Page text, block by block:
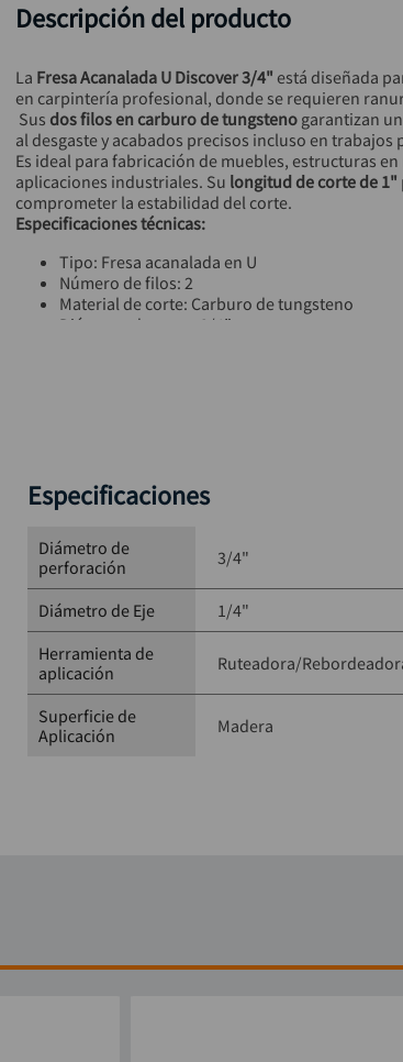
Descripción del producto
La Fresa Acanalada U Discover 3/4" está diseñada
en carpintería profesional, donde se requieren
Sus dos filos en carburo de tungsteno garantizan
al desgaste y acabados precisos incluso en trabajos
Es ideal para fabricación de muebles, estructuras
aplicaciones industriales. Su longitud de corte de 1"
comprometer la estabilidad del corte.
Especificaciones técnicas:
Tipo: Fresa acanalada en U
Número de filos: 2
Material de corte: Carburo de tungsteno
Diámetro de corte: 3/4”
Especificaciones
Diámetro de
perforación
3/4"
Diámetro de Eje
1/4"
Herramienta de
aplicación
Ruteadora/
Superficie de
Aplicación
Madera